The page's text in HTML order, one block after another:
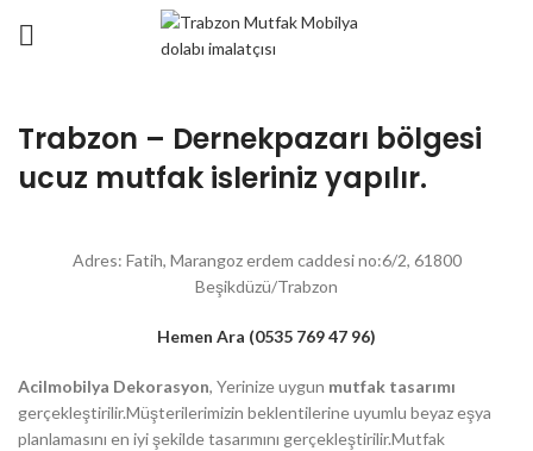
Trabzon – Dernekpazarı bölgesi
ucuz mutfak isleriniz yapılır.
Adres: Fatih, Marangoz erdem caddesi no:6/2, 61800
Beşikdüzü/Trabzon
Hemen Ara (0535 769 47 96)
Acilmobilya Dekorasyon, Yerinize uygun mutfak tasarımı
gerçekleştirilir.Müşterilerimizin beklentilerine uyumlu beyaz eşya
planlamasını en iyi şekilde tasarımını gerçekleştirilir.Mutfak